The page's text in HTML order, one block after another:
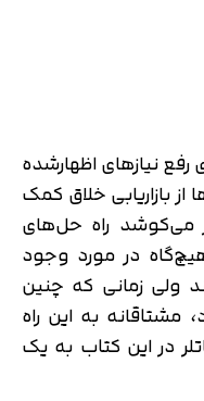
رفع نیازهای اظهارشده
از بازاریابی خلاق کمک
می‌کوشد راه حل‌های
در مورد وجود
ولی زمانی که چنین
مشتاقانه به این راه
در این کتاب به یک